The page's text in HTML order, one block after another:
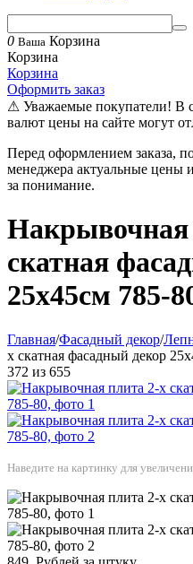
0 Ваша Корзина
Корзина
Корзина
Оформить заказ
⚠ Уважаемые покупатели! В
валют цены на сайте могут
Перед оформлением заказа,
менеджера актуальные цены
за понимание.
Накрывочная
скатная
25х45см 785-
Главная/Фасадный декор/
х скатная фасадный декор
372 из 655
Наведите на картинку для